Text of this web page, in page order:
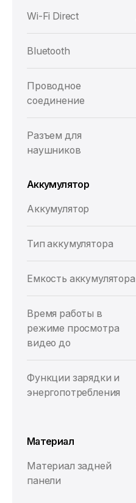
Wi-Fi Direct
Bluetooth
Проводное
соединение
Разъем для
наушников
Аккумулятор
Аккумулятор
Тип аккумулятора
Емкость аккумулятора
Время работы в
режиме просмотра
видео до
Функции зарядки и
энергопотребления
Материал
Материал задней
панели